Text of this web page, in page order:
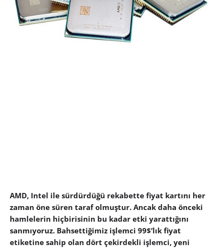
AMD, Intel ile sürdürdüğü rekabette fiyat kartını her
zaman öne süren taraf olmuştur. Ancak daha önceki
hamlelerin hiçbirisinin bu kadar etki yarattığını
sanmıyoruz. Bahsettiğimiz işlemci 99$’lık fiyat
etiketine sahip olan dört çekirdekli işlemci, yeni